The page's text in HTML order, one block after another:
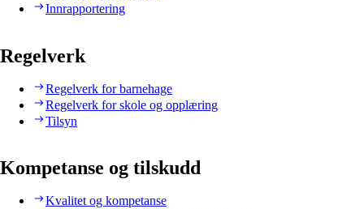
Innrapportering
Regelverk
Regelverk for barnehage
Regelverk for skole og opplæring
Tilsyn
Kompetanse og tilskudd
Kvalitet og kompetanse